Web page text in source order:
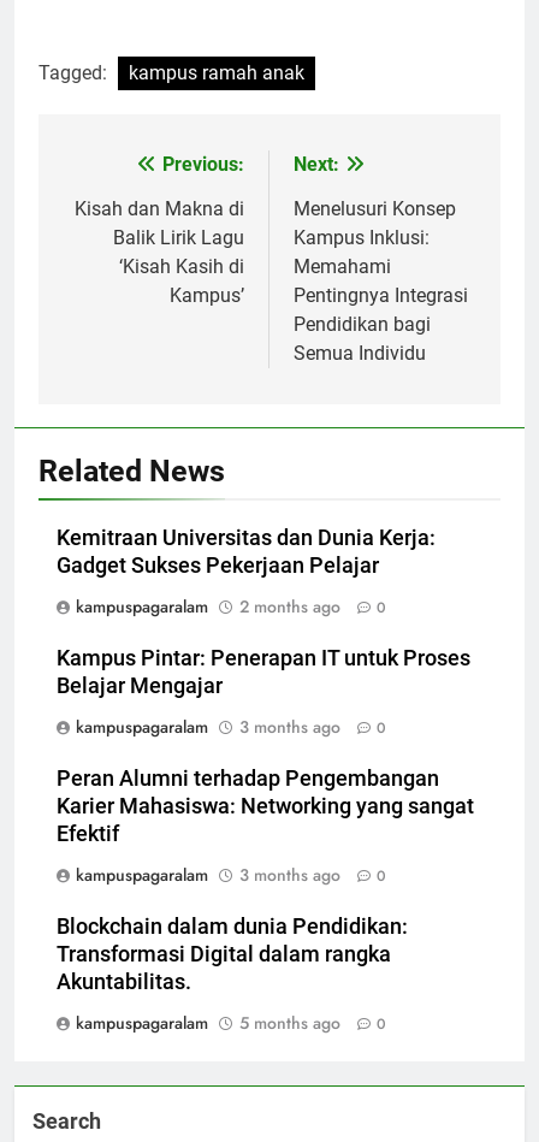
Tagged: kampus ramah anak
navigation
Previous:
Kisah dan Makna di
Balik Lirik Lagu
‘Kisah Kasih di
Kampus’
Next:
Menelusuri Konsep
Kampus Inklusi:
Memahami
Pentingnya Integrasi
Pendidikan bagi
Semua Individu
Related News
Kemitraan Universitas dan Dunia Kerja:
Gadget Sukses Pekerjaan Pelajar
kampuspagaralam
2 months ago 0
Kampus Pintar: Penerapan IT untuk Proses
Belajar Mengajar
kampuspagaralam
3 months ago 0
Peran Alumni terhadap Pengembangan
Karier Mahasiswa: Networking yang sangat
Efektif
kampuspagaralam
3 months ago 0
Blockchain dalam dunia Pendidikan:
Transformasi Digital dalam rangka
Akuntabilitas.
kampuspagaralam
5 months ago 0
Search